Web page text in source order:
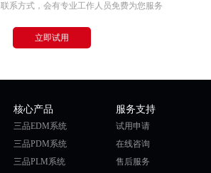
系方式，会有专业工作人员免费为您服务
立即试用
核心产品
三品EDM系统
三品PDM系统
三品PLM系统
服务支持
试用申请
在线咨询
售后服务